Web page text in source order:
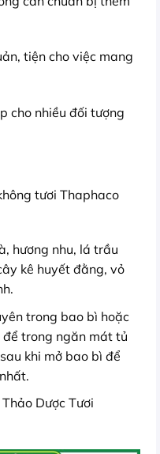
tiện cho việc mang
cho nhiều đối tượng
tươi Thaphaco
hương nhu, lá trầu
kê huyết đằng, vỏ
trong bao bì hoặc
trong ngăn mát tủ
khi mở bao bì để
Dược Tươi